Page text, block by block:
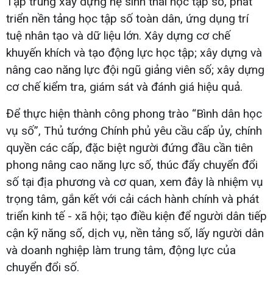
triển nền tảng học tập số toàn dân, ứng dụng trí
tuệ nhân tạo và dữ liệu lớn. Xây dựng cơ chế
khuyến khích và tạo động lực học tập; xây dựng và
nâng cao năng lực đội ngũ giảng viên số; xây dựng
cơ chế kiểm tra, giám sát và đánh giá hiệu quả.
Để thực hiện thành công phong trào “Bình dân học
vụ số”, Thủ tướng Chính phủ yêu cầu cấp ủy, chính
quyền các cấp, đặc biệt người đứng đầu cần tiên
phong nâng cao năng lực số, thúc đẩy chuyển đổi
số tại địa phương và cơ quan, xem đây là nhiệm vụ
trọng tâm, gắn kết với cải cách hành chính và phát
triển kinh tế - xã hội; tạo điều kiện để người dân tiếp
cận kỹ năng số, dịch vụ, nền tảng số, lấy người dân
và doanh nghiệp làm trung tâm, động lực của
chuyển đổi số.